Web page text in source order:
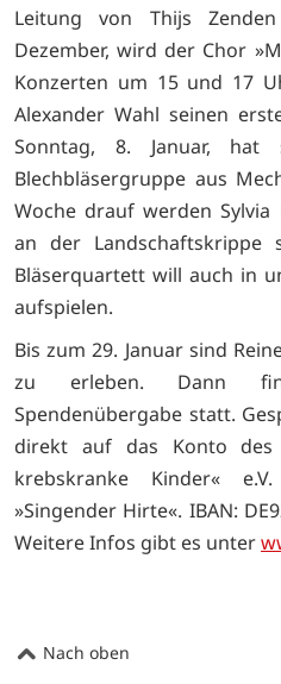
Leitung von Thijs
Dezember, wird der Chor
Konzerten um 15 und 17
Alexander Wahl seinen
Sonntag, 8. Januar,
Blechbläsergruppe aus
Woche drauf werden
an der Landschaftskrippe
Bläserquartett will auch in
aufspielen.
Bis zum 29. Januar sind
zu erleben. Dann
Spendenübergabe statt.
direkt auf das Konto des
krebskranke Kinder«
»Singender Hirte«. IBAN:
Weitere Infos gibt es unter
Nach oben